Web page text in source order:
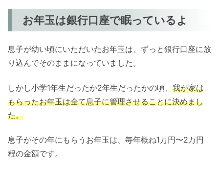
お年玉は銀行口座で眠っているよ
息子が幼い頃にいただいたお年玉は、ずっと銀行口座に放
り込んでそのままになっていました。
しかし小学1年生だったか2年生だったかの頃、 我が家は
もらったお年玉は全て息子に管理させることに決めまし
た。
息子がその年にもらうお年玉は、毎年概ね1万円〜2万円
程の金額です。